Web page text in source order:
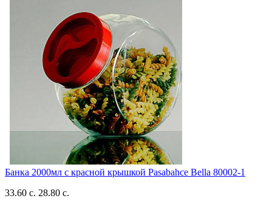
Банка 2000мл с красной крышкой Pasabahce Bella 80002-1
33.60 с. 28.80 с.